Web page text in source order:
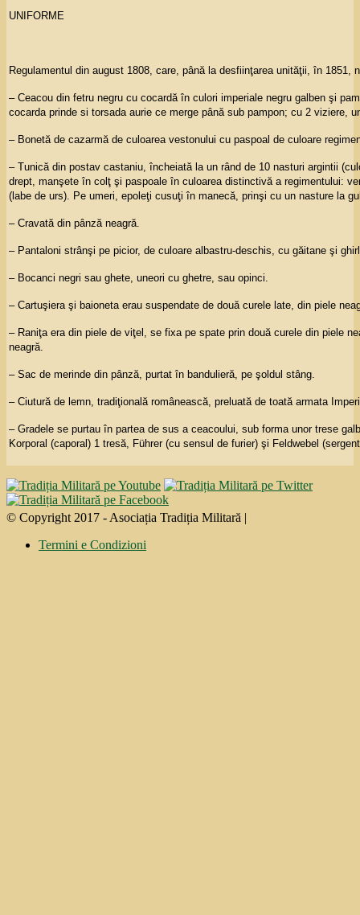
UNIFORME
Regulamentul din august 1808, care, până la desfiinţarea unităţii, în 1851,
– Ceacou din fetru negru cu cocardă în culori imperiale negru galben şi
cocarda prinde si torsada aurie ce merge până sub pampon; cu 2 viziere,
– Bonetă de cazarmă de culoarea vestonului cu paspoal de culoare
– Tunică din postav castaniu, încheiată la un rând de 10 nasturi argintii
drept, manşete în colţ şi paspoale în culoarea distinctivă a regimentului:
(labe de urs). Pe umeri, epoleţi cusuţi în manecă, prinşi cu un nasture la
– Cravată din pânză neagră.
– Pantaloni strânşi pe picior, de culoare albastru-deschis, cu găitane şi
– Bocanci negri sau ghete, uneori cu ghetre, sau opinci.
– Cartuşiera şi baioneta erau suspendate de două curele late, din piele
– Raniţa era din piele de viţel, se fixa pe spate prin două curele din piele
neagră.
– Sac de merinde din pânză, purtat în bandulieră, pe şoldul stâng.
– Ciutură de lemn, tradiţională românească, preluată de toată armata
– Gradele se purtau în partea de sus a ceacoului, sub forma unor trese
Korporal (caporal) 1 tresă, Führer (cu sensul de furier) şi Feldwebel
© Copyright 2017 - Asociația Tradiția Militară |
Termini e Condizioni